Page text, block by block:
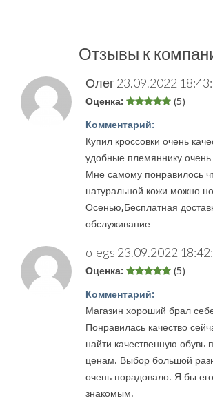
Отзывы к
Олег 23.09.2022
Оценка: (5)
Комментарий:
Купил кроссовки очень
удобные племяннику очень
Мне самому понравилось
натуральной кожи можно
Осенью,Бесплатная
обслуживание
olegs 23.09.2022
Оценка: (5)
Комментарий:
Магазин хороший брал себе
Понравилась качество
найти качественную обувь
ценам. Выбор большой
очень порадовало. Я бы
знакомым.